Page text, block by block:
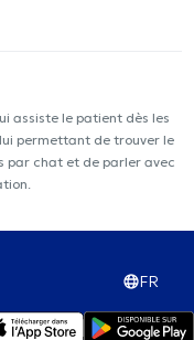
assiste le patient dès les
permettant de trouver le
par chat et de parler avec
FR